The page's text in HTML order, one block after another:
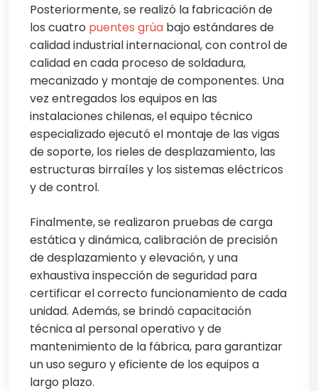
Posteriormente, se realizó la fabricación de
los cuatro puentes grúa bajo estándares de
calidad industrial internacional, con control de
calidad en cada proceso de soldadura,
mecanizado y montaje de componentes. Una
vez entregados los equipos en las
instalaciones chilenas, el equipo técnico
especializado ejecutó el montaje de las vigas
de soporte, los rieles de desplazamiento, las
estructuras birraíles y los sistemas eléctricos
y de control.
Finalmente, se realizaron pruebas de carga
estática y dinámica, calibración de precisión
de desplazamiento y elevación, y una
exhaustiva inspección de seguridad para
certificar el correcto funcionamiento de cada
unidad. Además, se brindó capacitación
técnica al personal operativo y de
mantenimiento de la fábrica, para garantizar
un uso seguro y eficiente de los equipos a
largo plazo.